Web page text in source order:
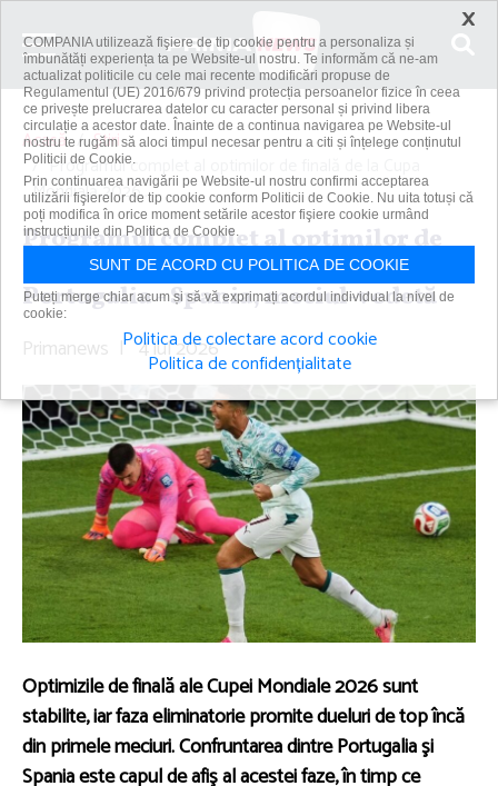
Acasă
Știri
Programul complet al optimilor de finală de la Cupa
Mondială 2026....
Programul complet al optimilor de
finală de la Cupa Mondială 2026.
Portugalia - Spania, meciul-vedetă
Primanews | 4 iul 2026
Optimizile de finală ale Cupei Mondiale 2026 sunt
stabilite, iar faza eliminatorie promite dueluri de top încă
din primele meciuri. Confruntarea dintre Portugalia şi
Spania este capul de afiş al acestei faze, în timp ce
×
COMPANIA utilizează fişiere de tip cookie pentru a personaliza și
îmbunătăți experiența ta pe Website-ul nostru. Te informăm că ne-am
actualizat politicile cu cele mai recente modificări propuse de
Regulamentul (UE) 2016/679 privind protecția persoanelor fizice în ceea
ce privește prelucrarea datelor cu caracter personal și privind libera
circulație a acestor date. Înainte de a continua navigarea pe Website-ul
nostru te rugăm să aloci timpul necesar pentru a citi și înțelege conținutul
Politicii de Cookie.
Prin continuarea navigării pe Website-ul nostru confirmi acceptarea
utilizării fişierelor de tip cookie conform Politicii de Cookie. Nu uita totuși că
poți modifica în orice moment setările acestor fişiere cookie urmând
instrucțiunile din Politica de Cookie.
SUNT DE ACORD CU POLITICA DE COOKIE
Puteți merge chiar acum și să vă exprimați acordul individual la nivel de
cookie:
Politica de colectare acord cookie
Politica de confidențialitate